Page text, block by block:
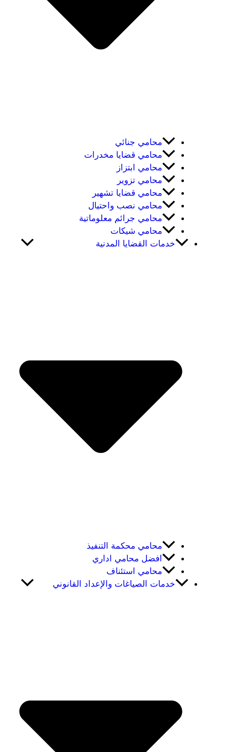
محامي جنائي
محامي قضايا مخدرات
محامي ابتزاز
محامي تزوير
محامي قضايا تشهير
محامي نصب واحتيال
محامي جرائم معلوماتية
محامي شيكات
خدمات القضايا المدنية
محامي محكمة التنفيذ
افضل محامي اداري
محامي استئناف
خدمات الصياغات والإعداد القانوني